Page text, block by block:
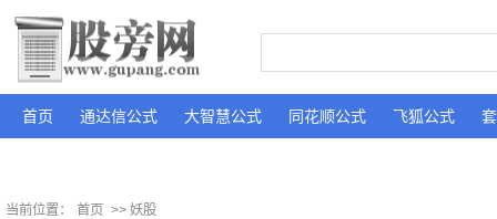
首页 通达信公式 大智慧公式 同花顺公式 飞狐公式
当前位置： 首页 >> 妖股